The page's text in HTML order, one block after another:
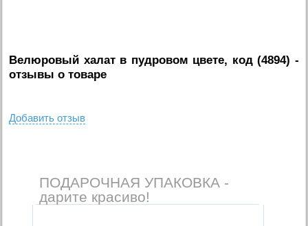
Велюровый халат в пудровом цвете, код (4894) -
отзывы о товаре
Добавить отзыв
ПОДАРОЧНАЯ УПАКОВКА -
дарите красиво!